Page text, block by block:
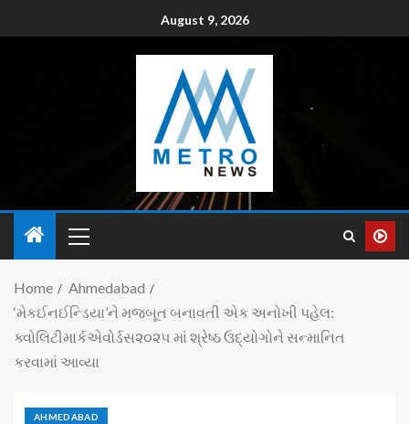
August 9, 2026
Home
Ahmedabad
‘મેકઈનઈન્ડિયા’ને મજબૂત બનાવતી એક અનોખી પહેલ:
ક્વોલિટીમાર્કએવોર્ડસ૨૦૨૫ માં શ્રેષ્ઠ ઉદ્યોગોને સન્માનિત
કરવામાં આવ્યા
AHMEDABAD